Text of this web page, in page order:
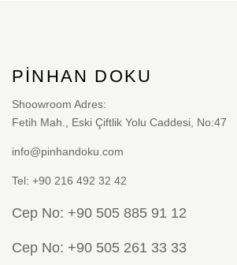
PINHAN DOKU
Shoowroom Adres:
Fetih Mah., Eski Çiftlik Yolu Caddesi, No:47
info@pinhandoku.com
Tel: +90 216 492 32 42
Cep No: +90 505 885 91 12
Cep No: +90 505 261 33 33